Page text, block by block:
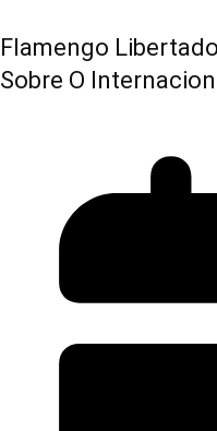
Flamengo
Sobre O